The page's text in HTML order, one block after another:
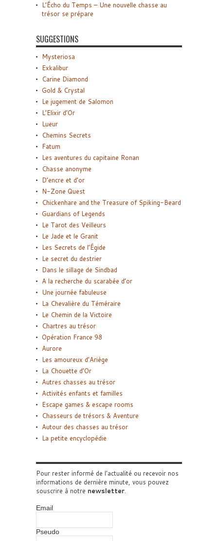
L’Écho du Temps – Une nouvelle chasse au
trésor se prépare
SUGGESTIONS
Mysteriosa
Exkalibur
Carine Diamond
Gold & Crystal
Le jugement de Salomon
L’Elixir d’Or
Lueur
Chemins Secrets
Fatum
Les aventures du capitaine Ronan
Chasse anonyme
D’encre et d’or
N-Zone Quest
Chickenhare and the Treasure of Spiking-Beard
Guardians of Legends
Le Tarot des Veilleurs
Le Jade et le Granit
Les Secrets de l’Égide
Le secret du destrier
Dans le sillage de Sindbad
A la recherche du scarabée d’or
Une journée fabuleuse
La Chevalière du Téméraire
Le Chemin de la Victoire
Chartres au trésor
Opération France 98
Aurore
Les amoureux d’Ariège
La Chouette d’Or
Autres chasses au trésor
Activités enfants et familles
Escape games & escape rooms
Chasseurs de trésors & Aventure
Autour des chasses au trésor
La petite encyclopédie
Pour rester informé de l'actualité ou recevoir nos
informations de dernière minute, vous pouvez
souscrire à notre newsletter.
Email
Pseudo